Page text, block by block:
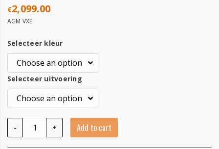
€2,099.00
AGM VXE
Selecteer kleur
Selecteer uitvoering
-
AGM VXE quantity
+ Add to cart